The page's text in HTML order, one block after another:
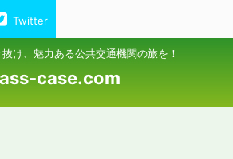
Twitter
け、魅力ある公共交通機関の旅を！
case.com